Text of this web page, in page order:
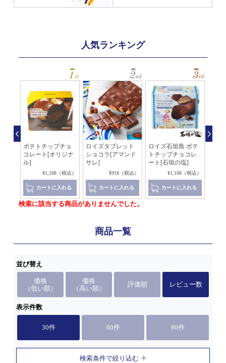
人気ランキング
ポテトチップチョ
コレート[オリジナ
ル]
¥1,188（税込）
カートに入れる
ロイズタブレット
ショコラ[アマンド
サレ]
¥918（税込）
カートに入れる
ロイズ石垣島 ポテ
トチップチョコレ
ート[石垣の塩]
¥1,188（税込）
カートに入れる
検索に該当する商品がありませんでした。
商品一覧
並び替え
価格
（低い順）
価格
（高い順）
評価順 レビュー数
表示件数
30件 60件 90件
検索条件で絞り込む